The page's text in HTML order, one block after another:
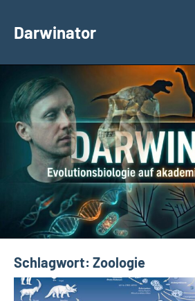
InhaltDarwinator
Evolutionsbiologie
Schlagwort: Zoologie